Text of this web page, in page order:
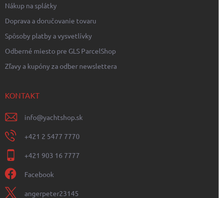
Nákup na splátky
Doprava a doručovanie tovaru
Spôsoby platby a vysvetlívky
Odberné miesto pre GLS ParcelShop
Zľavy a kupóny za odber newslettera
KONTAKT
info@yachtshop.sk
+421 2 5477 7770
+421 903 16 7777
Facebook
angerpeter23145